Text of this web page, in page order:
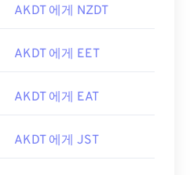
AKDT 에게 NZDT
AKDT 에게 EET
AKDT 에게 EAT
AKDT 에게 JST